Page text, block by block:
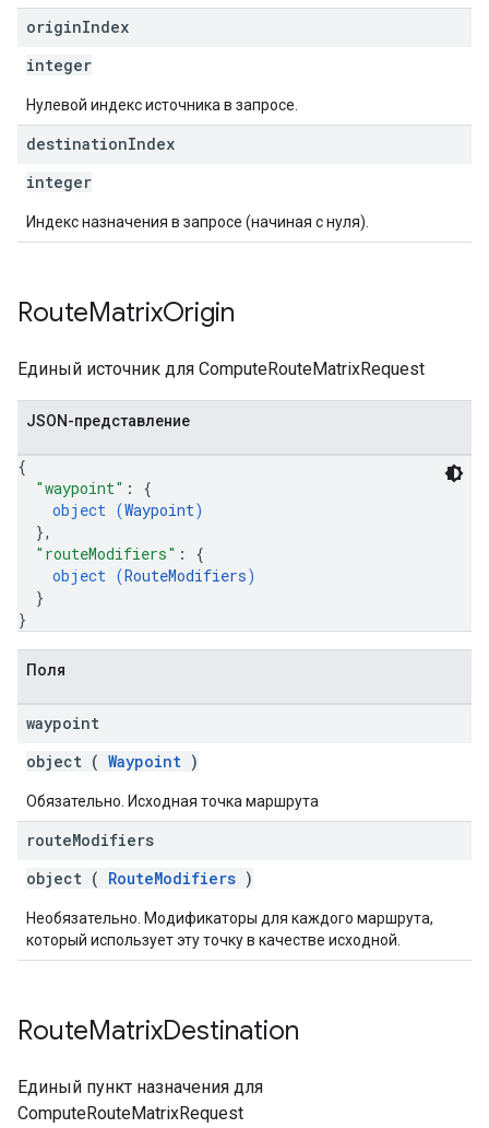
originIndex
integer
Нулевой индекс источника в запросе.
destinationIndex
integer
Индекс назначения в запросе (начиная с нуля).
RouteMatrixOrigin
Единый источник для ComputeRouteMatrixRequest
JSON-представление
{
"waypoint" : {
object (Waypoint)
},
"routeModifiers" : {
object (RouteModifiers)
}
}
Поля
waypoint
object ( Waypoint )
Обязательно. Исходная точка маршрута
routeModifiers
object ( RouteModifiers )
Необязательно. Модификаторы для каждого маршрута,
который использует эту точку в качестве исходной.
RouteMatrixDestination
Единый пункт назначения для
ComputeRouteMatrixRequest